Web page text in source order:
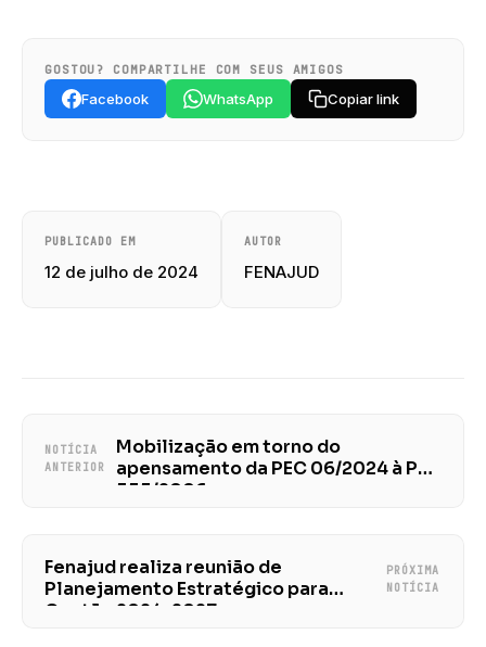
GOSTOU? COMPARTILHE COM SEUS AMIGOS
Facebook WhatsApp Copiar link
PUBLICADO EM
12 de julho de 2024
AUTOR
FENAJUD
NOTÍCIA
ANTERIOR
Mobilização em torno do
apensamento da PEC 06/2024 à PEC
555/2006 cresce
Fenajud realiza reunião de
Planejamento Estratégico para
Gestão 2024-2027
PRÓXIMA
NOTÍCIA